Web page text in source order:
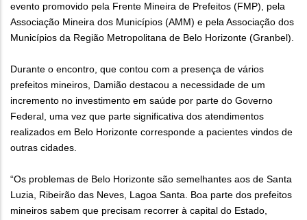
evento promovido pela Frente Mineira de Prefeitos (FMP), pela
Associação Mineira dos Municípios (AMM) e pela Associação dos
Municípios da Região Metropolitana de Belo Horizonte (Granbel).
Durante o encontro, que contou com a presença de vários
prefeitos mineiros, Damião destacou a necessidade de um
incremento no investimento em saúde por parte do Governo
Federal, uma vez que parte significativa dos atendimentos
realizados em Belo Horizonte corresponde a pacientes vindos de
outras cidades.
“Os problemas de Belo Horizonte são semelhantes aos de Santa
Luzia, Ribeirão das Neves, Lagoa Santa. Boa parte dos prefeitos
mineiros sabem que precisam recorrer à capital do Estado,